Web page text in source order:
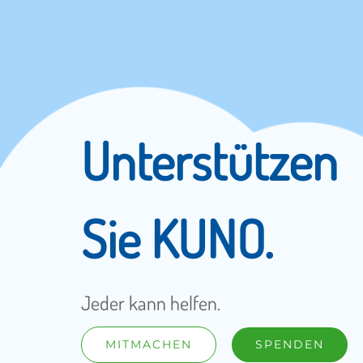
Unterstützen
Sie KUNO.
Jeder kann helfen.
MITMACHEN SPENDEN